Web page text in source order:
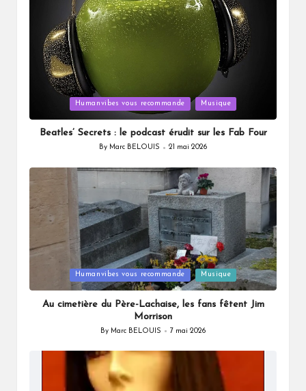
in
Humanvibes vous recommande Musique
Beatles’ Secrets : le podcast érudit sur les Fab Four
Posted
By Marc BELOUIS 21 mai 2026
in
Humanvibes vous recommande Musique
Au cimetière du Père-Lachaise, les fans fêtent Jim
Morrison
Posted
By Marc BELOUIS 7 mai 2026